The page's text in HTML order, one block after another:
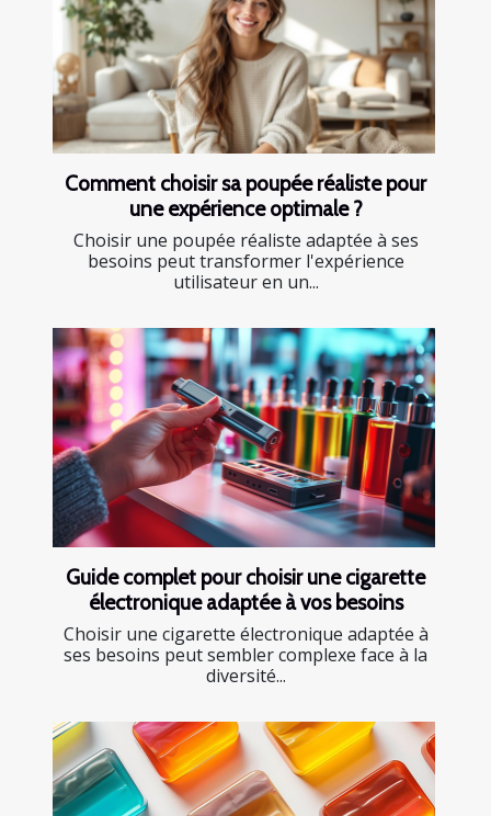
Comment choisir sa poupée réaliste pour
une expérience optimale ?
Choisir une poupée réaliste adaptée à ses
besoins peut transformer l'expérience
utilisateur en un...
Guide complet pour choisir une cigarette
électronique adaptée à vos besoins
Choisir une cigarette électronique adaptée à
ses besoins peut sembler complexe face à la
diversité...